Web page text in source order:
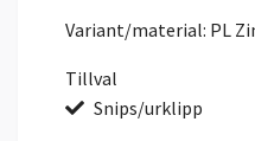
Variant/material: PL
Tillval
Snips/urklipp